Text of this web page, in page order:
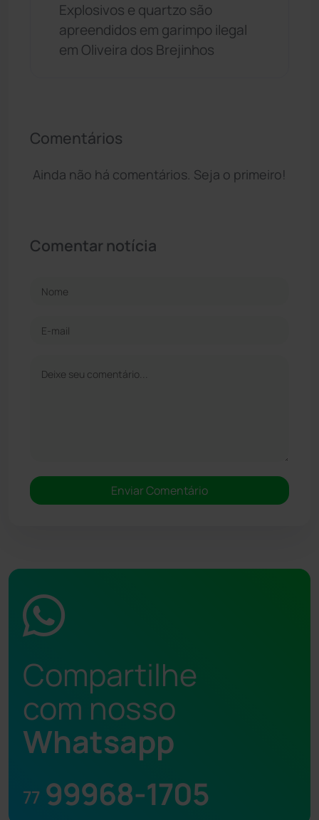
Explosivos e quartzo são
apreendidos em garimpo ilegal
em Oliveira dos Brejinhos
Comentários
Ainda não há comentários. Seja o primeiro!
Comentar notícia
Compartilhe
com nosso
Whatsapp
77 99968-1705